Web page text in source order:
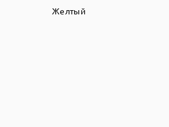
Желтый